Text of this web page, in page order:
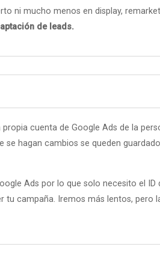
ni mucho menos en display,
de leads.
cuenta de Google Ads de la
hagan cambios se queden
Ads por lo que solo necesito el ID
tu campaña. Iremos más lentos, pero